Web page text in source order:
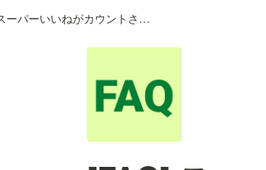
[FAQ] スーパーいいねがカウントされない / 日数がカウントされない